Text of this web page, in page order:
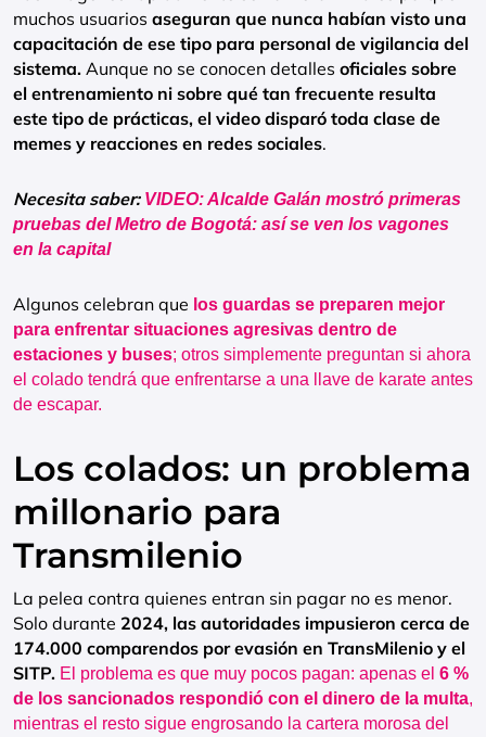
muchos usuarios aseguran que nunca habían visto una
capacitación de ese tipo para personal de vigilancia del
sistema. Aunque no se conocen detalles oficiales sobre
el entrenamiento ni sobre qué tan frecuente resulta
este tipo de prácticas, el video disparó toda clase de
memes y reacciones en redes sociales.
Necesita saber: VIDEO: Alcalde Galán mostró primeras
pruebas del Metro de Bogotá: así se ven los vagones
en la capital
Algunos celebran que los guardas se preparen mejor
para enfrentar situaciones agresivas dentro de
estaciones y buses; otros simplemente preguntan si ahora
el colado tendrá que enfrentarse a una llave de karate antes
de escapar.
Los colados: un problema
millonario para
Transmilenio
La pelea contra quienes entran sin pagar no es menor.
Solo durante 2024, las autoridades impusieron cerca de
174.000 comparendos por evasión en TransMilenio y el
SITP. El problema es que muy pocos pagan: apenas el 6 %
de los sancionados respondió con el dinero de la multa,
mientras el resto sigue engrosando la cartera morosa del